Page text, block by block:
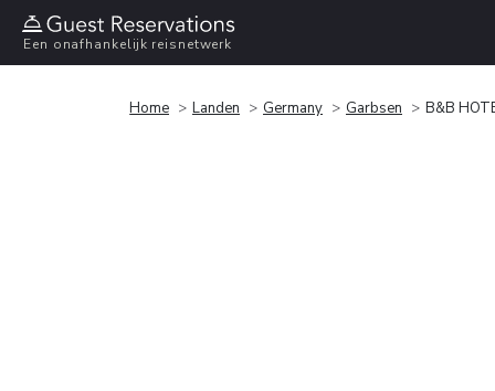
Een onafhankelijk reisnetwerk
Home Landen Germany Garbsen B&B